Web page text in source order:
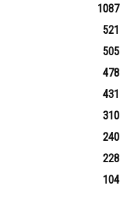
1087
521
505
478
431
310
240
228
104